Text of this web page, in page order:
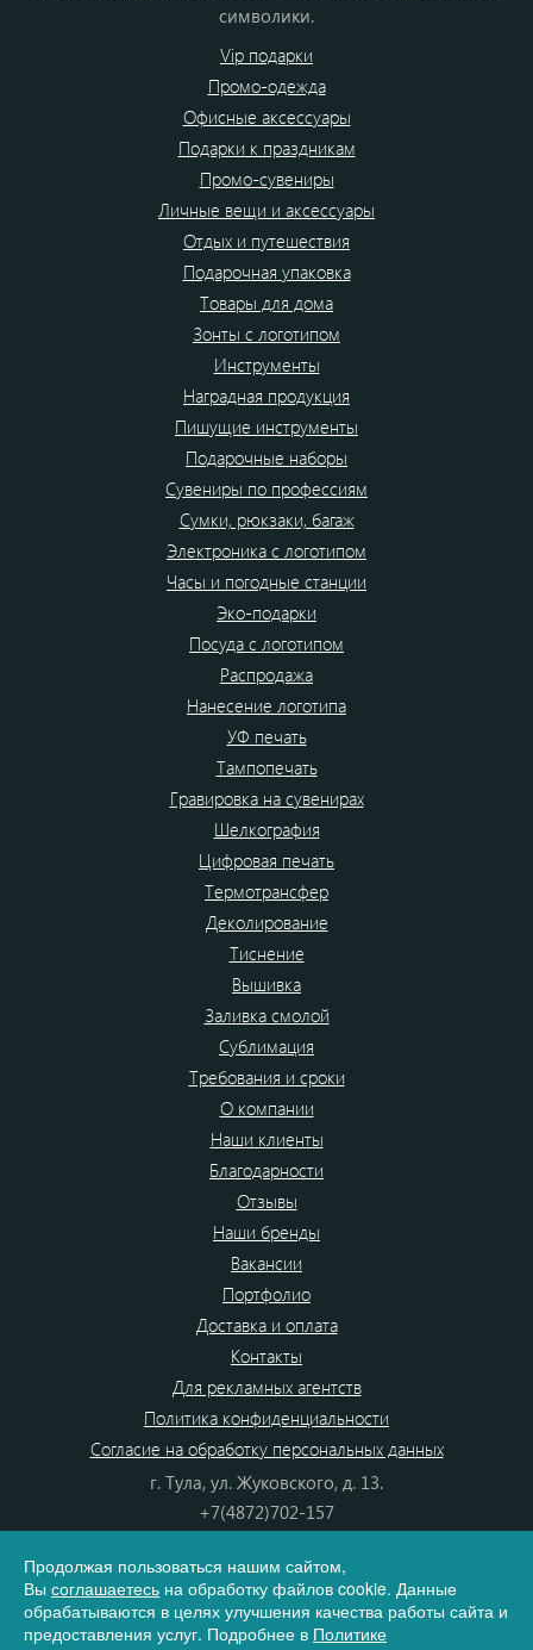
символики.
Vip подарки
Промо-одежда
Офисные аксессуары
Подарки к праздникам
Промо-сувениры
Личные вещи и аксессуары
Отдых и путешествия
Подарочная упаковка
Товары для дома
Зонты с логотипом
Инструменты
Наградная продукция
Пишущие инструменты
Подарочные наборы
Сувениры по профессиям
Сумки, рюкзаки, багаж
Электроника с логотипом
Часы и погодные станции
Эко-подарки
Посуда с логотипом
Распродажа
Нанесение логотипа
УФ печать
Тампопечать
Гравировка на сувенирах
Шелкография
Цифровая печать
Термотрансфер
Деколирование
Тиснение
Вышивка
Заливка смолой
Сублимация
Требования и сроки
О компании
Наши клиенты
Благодарности
Отзывы
Наши бренды
Вакансии
Портфолио
Доставка и оплата
Контакты
Для рекламных агентств
Политика конфиденциальности
Согласие на обработку персональных данных
г. Тула, ул. Жуковского, д. 13.
+7(4872)702-157
8(800) 555-80-87
e-mail:info@dono.su
Продолжая пользоваться нашим сайтом,
Вы соглашаетесь на обработку файлов cookie. Данные
обрабатываются в целях улучшения качества работы сайта и
предоставления услуг. Подробнее в Политике